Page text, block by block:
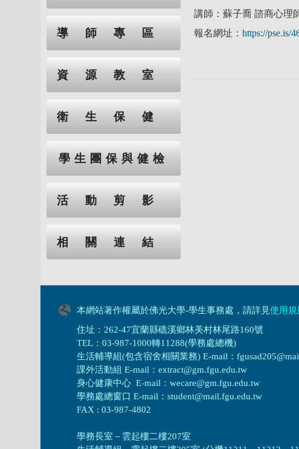
導師專區
資源教室
衛生保健
學生團保與健檢
活動剪影
相關連結
講師：蘇子喬 諮商心理
報名網址：https://pse.is/
本網站著作權屬於佛光大學-學生事務處，請詳見使用規
住址：262-47宜蘭縣礁溪鄉林美村林尾路160號
TEL：03-987-1000轉11288(學務處總機)
生活輔導組(包含宿舍相關業務) E-mail：
課外活動組 E-mail：extract@gm.fgu.edu.tw
身心健康中心 E-mail：wecare@gm.fgu.edu.tw
學務處總窗口 E-mail：student@mail.fgu.edu.tw
FAX : 03-987-4802
學務長室－雲起樓二樓207室